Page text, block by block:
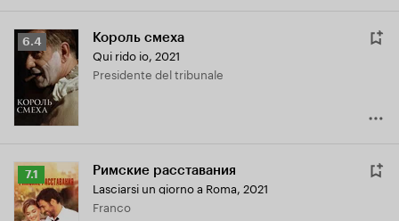
Рейтинг
Кинопоиска
6.4
6.4 Король смеха
Qui rido io, 2021
Presidente del tribunale
Рейтинг
Кинопоиска
7.1
7.1 Римские расставания
Lasciarsi un giorno a Roma, 2021
Franco